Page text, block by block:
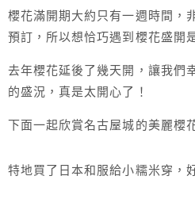
櫻花滿開期大約只有一週時間，
預訂，所以想恰巧遇到櫻花盛開
去年櫻花延後了幾天開，讓我們
的盛況，真是太開心了！
下面一起欣賞名古屋城的美麗櫻
特地買了日本和服給小糯米穿，